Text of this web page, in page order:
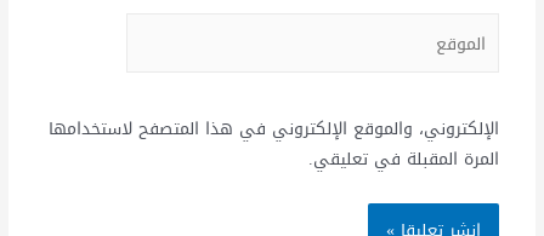
الإلكتروني، والموقع الإلكتروني في هذا المتصفح لاستخدامها
المرة المقبلة في تعليقي.